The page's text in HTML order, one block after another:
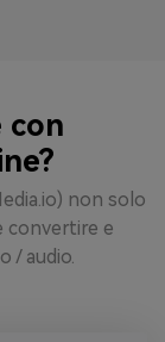
con
non solo
convertire e
/ audio.